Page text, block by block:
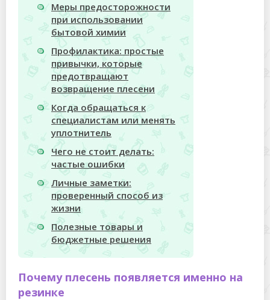
Меры предосторожности
при использовании
бытовой химии
Профилактика: простые
привычки, которые
предотвращают
возвращение плесени
Когда обращаться к
специалистам или менять
уплотнитель
Чего не стоит делать:
частые ошибки
Личные заметки:
проверенный способ из
жизни
Полезные товары и
бюджетные решения
Почему плесень появляется именно на
резинке